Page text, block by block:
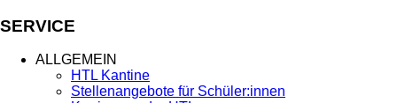
SERVICE
ALLGEMEIN
HTL Kantine
Stellenangebote für Schüler:innen